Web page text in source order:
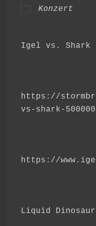
Konzert
Igel vs. Shark
https://
vs-shark-
https://
Liquid Dinosaur